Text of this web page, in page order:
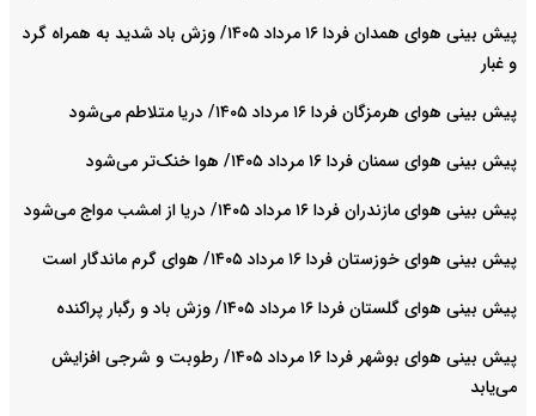
پیش بینی هوای همدان فردا ۱۶ مرداد ۱۴۰۵/ وزش باد شدید به همراه گرد
و غبار
پیش بینی هوای هرمزگان فردا ۱۶ مرداد ۱۴۰۵/ دریا متلاطم می‌شود
پیش بینی هوای سمنان فردا ۱۶ مرداد ۱۴۰۵/ هوا خنک‌تر می‌شود
پیش بینی هوای مازندران فردا ۱۶ مرداد ۱۴۰۵/ دریا از امشب مواج می‌شود
پیش بینی هوای خوزستان فردا ۱۶ مرداد ۱۴۰۵/ هوای گرم ماندگار است
پیش بینی هوای گلستان فردا ۱۶ مرداد ۱۴۰۵/ وزش باد و رگبار پراکنده
پیش بینی هوای بوشهر فردا ۱۶ مرداد ۱۴۰۵/ رطوبت و شرجی افزایش
می‌یابد